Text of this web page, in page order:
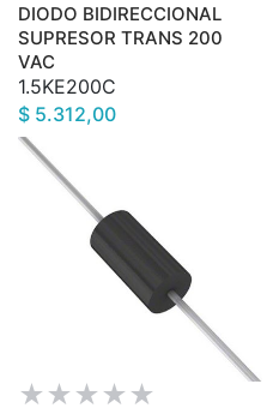
DIODO BIDIRECCIONAL
SUPRESOR TRANS 200
VAC
1.5KE200C
$ 5.312,00